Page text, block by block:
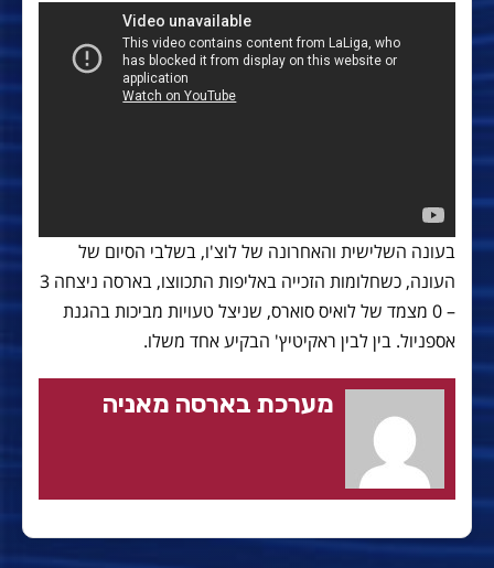
בעונה השלישית והאחרונה של לוצ'ו, בשלבי הסיום של
העונה, כשחלומות הזכייה באליפות התכווצו, בארסה ניצחה 3
– 0 מצמד של לואיס סוארס, שניצל טעויות מביכות בהגנת
אספניול. בין לבין ראקיטיץ' הבקיע אחד משלו.
מערכת בארסה מאניה